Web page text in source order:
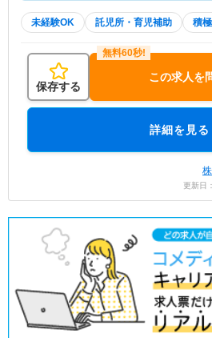
未経験OK 託児所・育児補助 積
保存する
この求人を
詳細を見る
更新日